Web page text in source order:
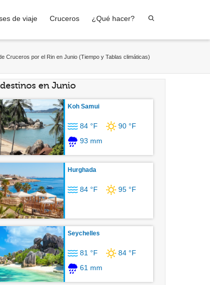
de viaje Cruceros ¿Qué hacer?
Cruceros por el Rin en Junio (Tiempo y Tablas climáticas)
en Junio
Koh Samui
84 °F
90 °F
93 mm
Hurghada
84 °F 95 °F
Seychelles
81 °F
84 °F
61 mm